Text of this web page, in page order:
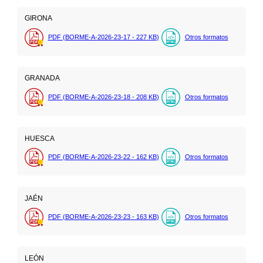
GIRONA
PDF (BORME-A-2026-23-17 - 227 KB) Otros formatos
GRANADA
PDF (BORME-A-2026-23-18 - 208 KB) Otros formatos
HUESCA
PDF (BORME-A-2026-23-22 - 162 KB) Otros formatos
JAÉN
PDF (BORME-A-2026-23-23 - 163 KB) Otros formatos
LEÓN